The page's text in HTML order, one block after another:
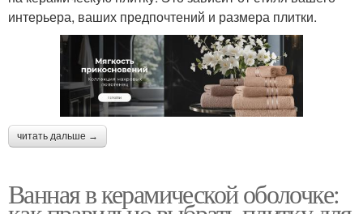
интерьера, ваших предпочтений и размера плитки.
читать дальше →
Ванная в керамической оболочке: